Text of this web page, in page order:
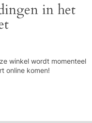
in het
winkel wordt momenteel
online komen!